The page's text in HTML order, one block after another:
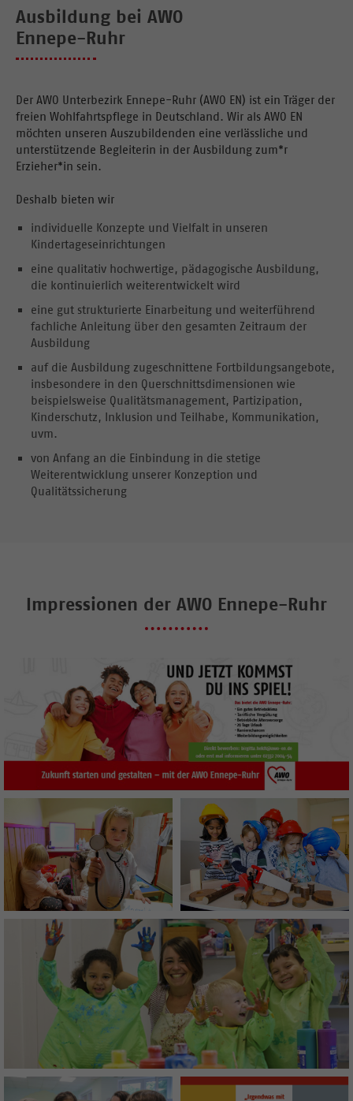
Wann beginnen die
Ausbildungen?
Bewerbungsverfahren für die
praxisintegrierte Ausbildung
zum*r Erzieher*in ab?
Bewerbungsverfahren für das
Benötige ich einen Praxisplatz,
um mit der praxisintegrierten
Welche Unterlagen müssen der
Bewerbung beiliegen
Ausbildung bei AWO
Ennepe-Ruhr
Der AWO Unterbezirk Ennepe-Ruhr (AWO EN) ist ein Träger der
freien Wohlfahrtspflege in Deutschland. Wir als AWO EN
möchten unseren Auszubildenden eine verlässliche und
unterstützende Begleiterin in der Ausbildung zum*r
Erzieher*in sein.
Deshalb bieten wir
individuelle Konzepte und Vielfalt in unseren
Kindertageseinrichtungen
eine qualitativ hochwertige, pädagogische Ausbildung,
die kontinuierlich weiterentwickelt wird
eine gut strukturierte Einarbeitung und weiterführend
fachliche Anleitung über den gesamten Zeitraum der
Ausbildung
auf die Ausbildung zugeschnittene Fortbildungsangebote,
insbesondere in den Querschnittsdimensionen wie
beispielsweise Qualitätsmanagement, Partizipation,
Kinderschutz, Inklusion und Teilhabe, Kommunikation,
uvm.
von Anfang an die Einbindung in die stetige
Weiterentwicklung unserer Konzeption und
Qualitätssicherung
Impressionen der AWO Ennepe-Ruhr